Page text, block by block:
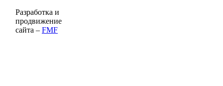
Разработка и
продвижение
сайта – FMF